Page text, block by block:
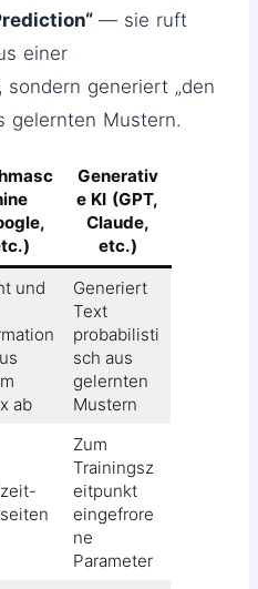
— sie ruft
einer
sondern generiert „den
gelernten Mustern.
Generativ
e KI (GPT,
Claude,
etc.)
und
ab
Generiert
Text
probabilisti
sch aus
gelernten
Mustern
Zum
Trainingsz
eitpunkt
eingefrore
ne
Parameter